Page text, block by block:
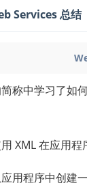
Services 总结
称中学习了如
XML 在应用程
用程序中创建